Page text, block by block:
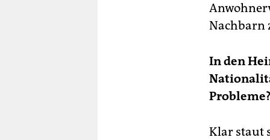
Nachbarn
In den
Probleme?
Klar staut